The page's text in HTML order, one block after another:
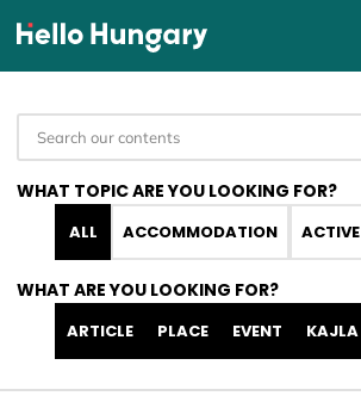
Skip to content
WHAT TOPIC ARE YOU LOOKING FOR?
ALL ACCOMMODATION ACTIVE
WHAT ARE YOU LOOKING FOR?
ARTICLE PLACE EVENT KAJLA